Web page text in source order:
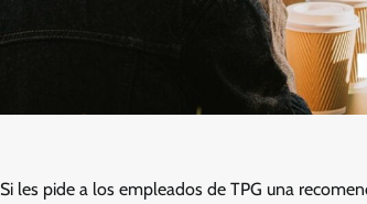
Si les pide a los empleados de TPG una